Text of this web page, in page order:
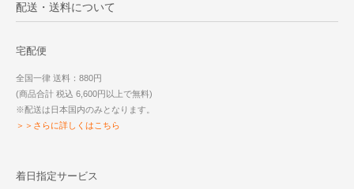
配送・送料について
宅配便
全国一律 送料：880円
(商品合計 税込 6,600円以上で無料)
※配送は日本国内のみとなります。
＞＞さらに詳しくはこちら
着日指定サービス